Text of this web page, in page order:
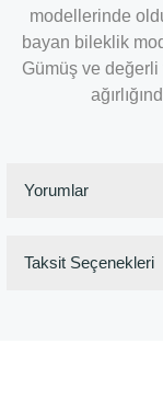
modellerinde
bayan bileklik
Gümüş ve
Yorumlar
Taksit Seçenekleri